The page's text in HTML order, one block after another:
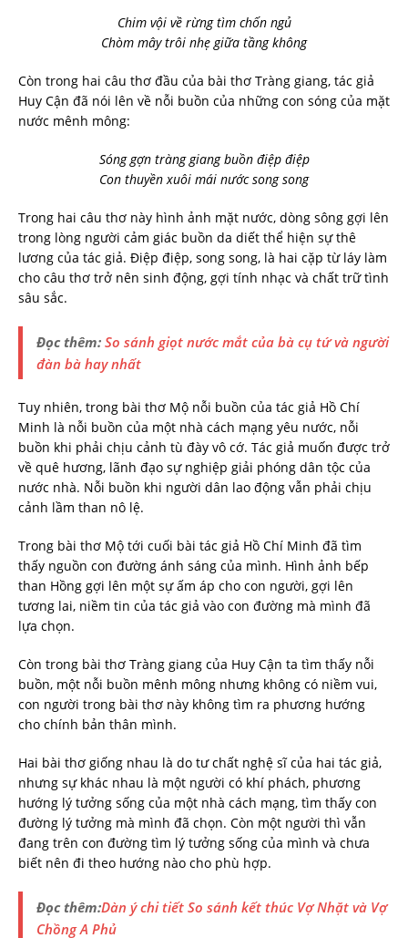
Chim vội về rừng tìm chốn ngủ
Chòm mây trôi nhẹ giữa tầng không
Còn trong hai câu thơ đầu của bài thơ Tràng giang, tác giả
Huy Cận đã nói lên về nỗi buồn của những con sóng của mặt
nước mênh mông:
Sóng gợn tràng giang buồn điệp điệp
Con thuyền xuôi mái nước song song
Trong hai câu thơ này hình ảnh mặt nước, dòng sông gợi lên
trong lòng người cảm giác buồn da diết thể hiện sự thê
lương của tác giả. Điệp điệp, song song, là hai cặp từ láy làm
cho câu thơ trở nên sinh động, gợi tính nhạc và chất trữ tình
sâu sắc.
Đọc thêm: So sánh giọt nước mắt của bà cụ tứ và người
đàn bà hay nhất
Tuy nhiên, trong bài thơ Mộ nỗi buồn của tác giả Hồ Chí
Minh là nỗi buồn của một nhà cách mạng yêu nước, nỗi
buồn khi phải chịu cảnh tù đày vô cớ. Tác giả muốn được trở
về quê hương, lãnh đạo sự nghiệp giải phóng dân tộc của
nước nhà. Nỗi buồn khi người dân lao động vẫn phải chịu
cảnh lầm than nô lệ.
Trong bài thơ Mộ tới cuối bài tác giả Hồ Chí Minh đã tìm
thấy nguồn con đường ánh sáng của mình. Hình ảnh bếp
than Hồng gợi lên một sự ấm áp cho con người, gợi lên
tương lai, niềm tin của tác giả vào con đường mà mình đã
lựa chọn.
Còn trong bài thơ Tràng giang của Huy Cận ta tìm thấy nỗi
buồn, một nỗi buồn mênh mông nhưng không có niềm vui,
con người trong bài thơ này không tìm ra phương hướng
cho chính bản thân mình.
Hai bài thơ giống nhau là do tư chất nghệ sĩ của hai tác giả,
nhưng sự khác nhau là một người có khí phách, phương
hướng lý tưởng sống của một nhà cách mạng, tìm thấy con
đường lý tưởng mà mình đã chọn. Còn một người thì vẫn
đang trên con đường tìm lý tưởng sống của mình và chưa
biết nên đi theo hướng nào cho phù hợp.
Đọc thêm:Dàn ý chi tiết So sánh kết thúc Vợ Nhặt và Vợ
Chồng A Phủ